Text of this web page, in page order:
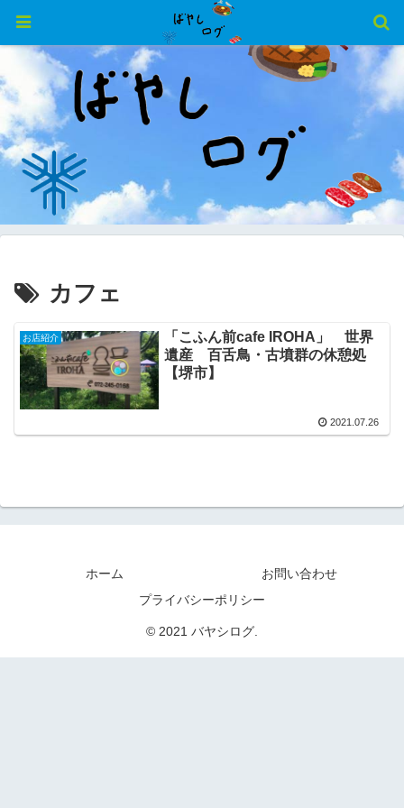
カフェ
お店紹介
「こふん前cafe IROHA」 世界
遺産 百舌鳥・古墳群の休憩処
【堺市】
2021.07.26
ホーム
お問い合わせ
プライバシーポリシー
© 2021 バヤシログ.